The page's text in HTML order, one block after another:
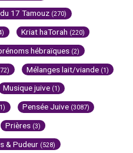
17 Tamouz (270)
Kriat haTorah (220)
hébraïques (2)
Mélanges lait/viande (1)
Musique juive (1)
Pensée Juive (3087)
Prières (3)
& Pudeur (528)